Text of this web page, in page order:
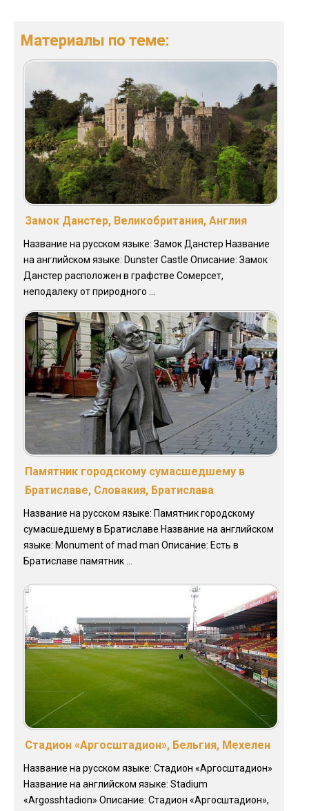
Материалы по теме:
Замок Данстер, Великобритания, Англия
Название на русском языке: Замок Данстер Название
на английском языке: Dunster Castle Описание: Замок
Данстер расположен в графстве Сомерсет,
неподалеку от природного ...
Памятник городскому сумасшедшему в
Братиславе, Словакия, Братислава
Название на русском языке: Памятник городскому
сумасшедшему в Братиславе Название на английском
языке: Monument of mad man Описание: Есть в
Братиславе памятник ...
Стадион «Аргосштадион», Бельгия, Мехелен
Название на русском языке: Стадион «Аргосштадион»
Название на английском языке: Stadium
«Argosshtadion» Описание: Стадион «Аргосштадион»,